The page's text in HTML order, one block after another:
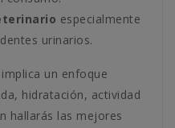
especialmente
urinarios.
implica un enfoque
hidratación, actividad
hallarás las mejores